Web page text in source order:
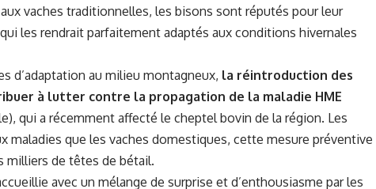
vaches traditionnelles, les bisons sont réputés pour leur
les rendrait parfaitement adaptés aux conditions hivernales
d’adaptation au milieu montagneux, la réintroduction des
à lutter contre la propagation de la maladie HME
qui a récemment affecté le cheptel bovin de la région. Les
maladies que les vaches domestiques, cette mesure préventive
milliers de têtes de bétail.
avec un mélange de surprise et d’enthousiasme par les